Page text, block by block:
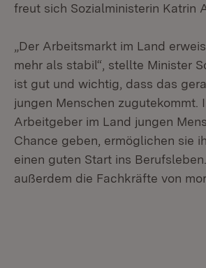
freut sich Sozialministerin Katrin
„Der Arbeitsmarkt im Land
mehr als stabil“, stellte Minister
ist gut und wichtig, dass das
jungen Menschen zugutekommt.
Arbeitgeber im Land jungen
Chance geben, ermöglichen sie
einen guten Start ins
außerdem die Fachkräfte von